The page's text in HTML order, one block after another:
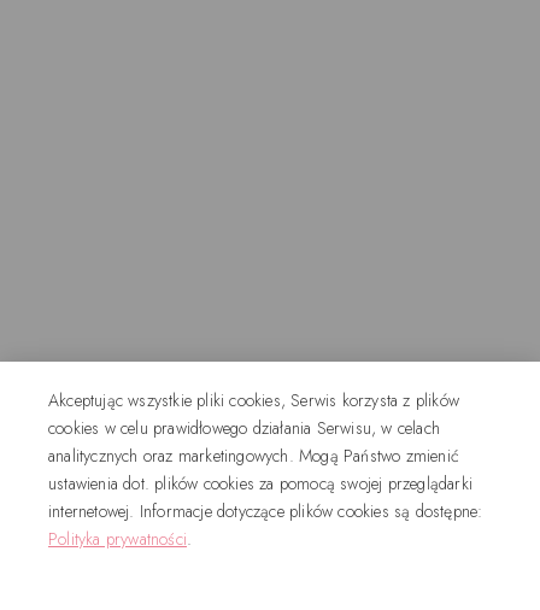
Akceptując wszystkie pliki cookies, Serwis korzysta z plików
cookies w celu prawidłowego działania Serwisu, w celach
analitycznych oraz marketingowych. Mogą Państwo zmienić
ustawienia dot. plików cookies za pomocą swojej przeglądarki
internetowej. Informacje dotyczące plików cookies są dostępne:
Polityka prywatności.